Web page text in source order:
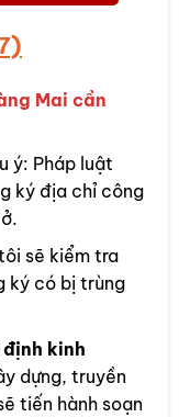
Mai cần
ý: Pháp luật
ký địa chỉ công
sẽ kiểm tra
ký có bị trùng
kinh
dựng, truyền
tiến hành soạn